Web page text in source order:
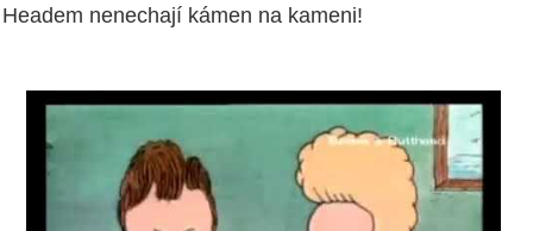
Headem nenechají kámen na kameni!